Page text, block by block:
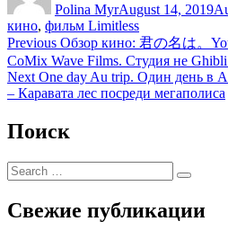
Polina MyrAugust 14, 2019
кино, фильм Limitless
Post
navigation
Previous Previous
post:
Обзор кино: 君の名は。
CoMix Wave Films. Студия не
Next Next
post:
One day Au trip. Один день в
– Каравата лес посреди мегаполиса
Поиск
Search
for:
Search
Свежие публикации